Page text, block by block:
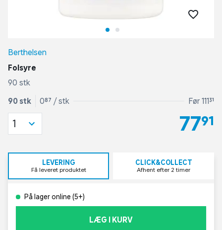
Berthelsen
Folsyre
90 stk
90 stk 0,87 / stk Før 111,31
77,91
1
LEVERING
Få leveret produktet
CLICK&COLLECT
Afhent efter 2 timer
På lager online (5+)
LÆG I KURV